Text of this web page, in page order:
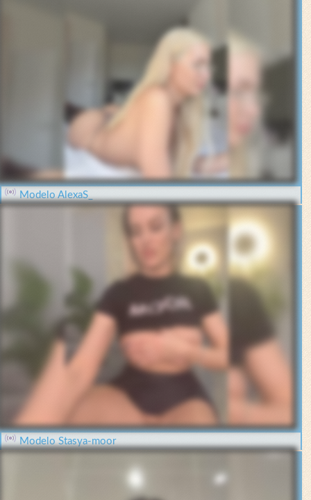
Modelo AlexaS_
Modelo Stasya-moor